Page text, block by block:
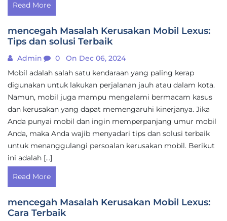
Read More
mencegah Masalah Kerusakan Mobil Lexus:
Tips dan solusi Terbaik
Admin 0
On Dec 06, 2024
Mobil adalah salah satu kendaraan yang paling kerap
digunakan untuk lakukan perjalanan jauh atau dalam kota.
Namun, mobil juga mampu mengalami bermacam kasus
dan kerusakan yang dapat memengaruhi kinerjanya. Jika
Anda punyai mobil dan ingin memperpanjang umur mobil
Anda, maka Anda wajib menyadari tips dan solusi terbaik
untuk menanggulangi persoalan kerusakan mobil. Berikut
ini adalah […]
Read More
mencegah Masalah Kerusakan Mobil Lexus:
Cara Terbaik